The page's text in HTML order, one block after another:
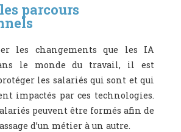
parcours
les changements que les IA
le monde du travail, il est
les salariés qui sont et qui
impactés par ces technologies.
peuvent être formés afin de
d’un métier à un autre.